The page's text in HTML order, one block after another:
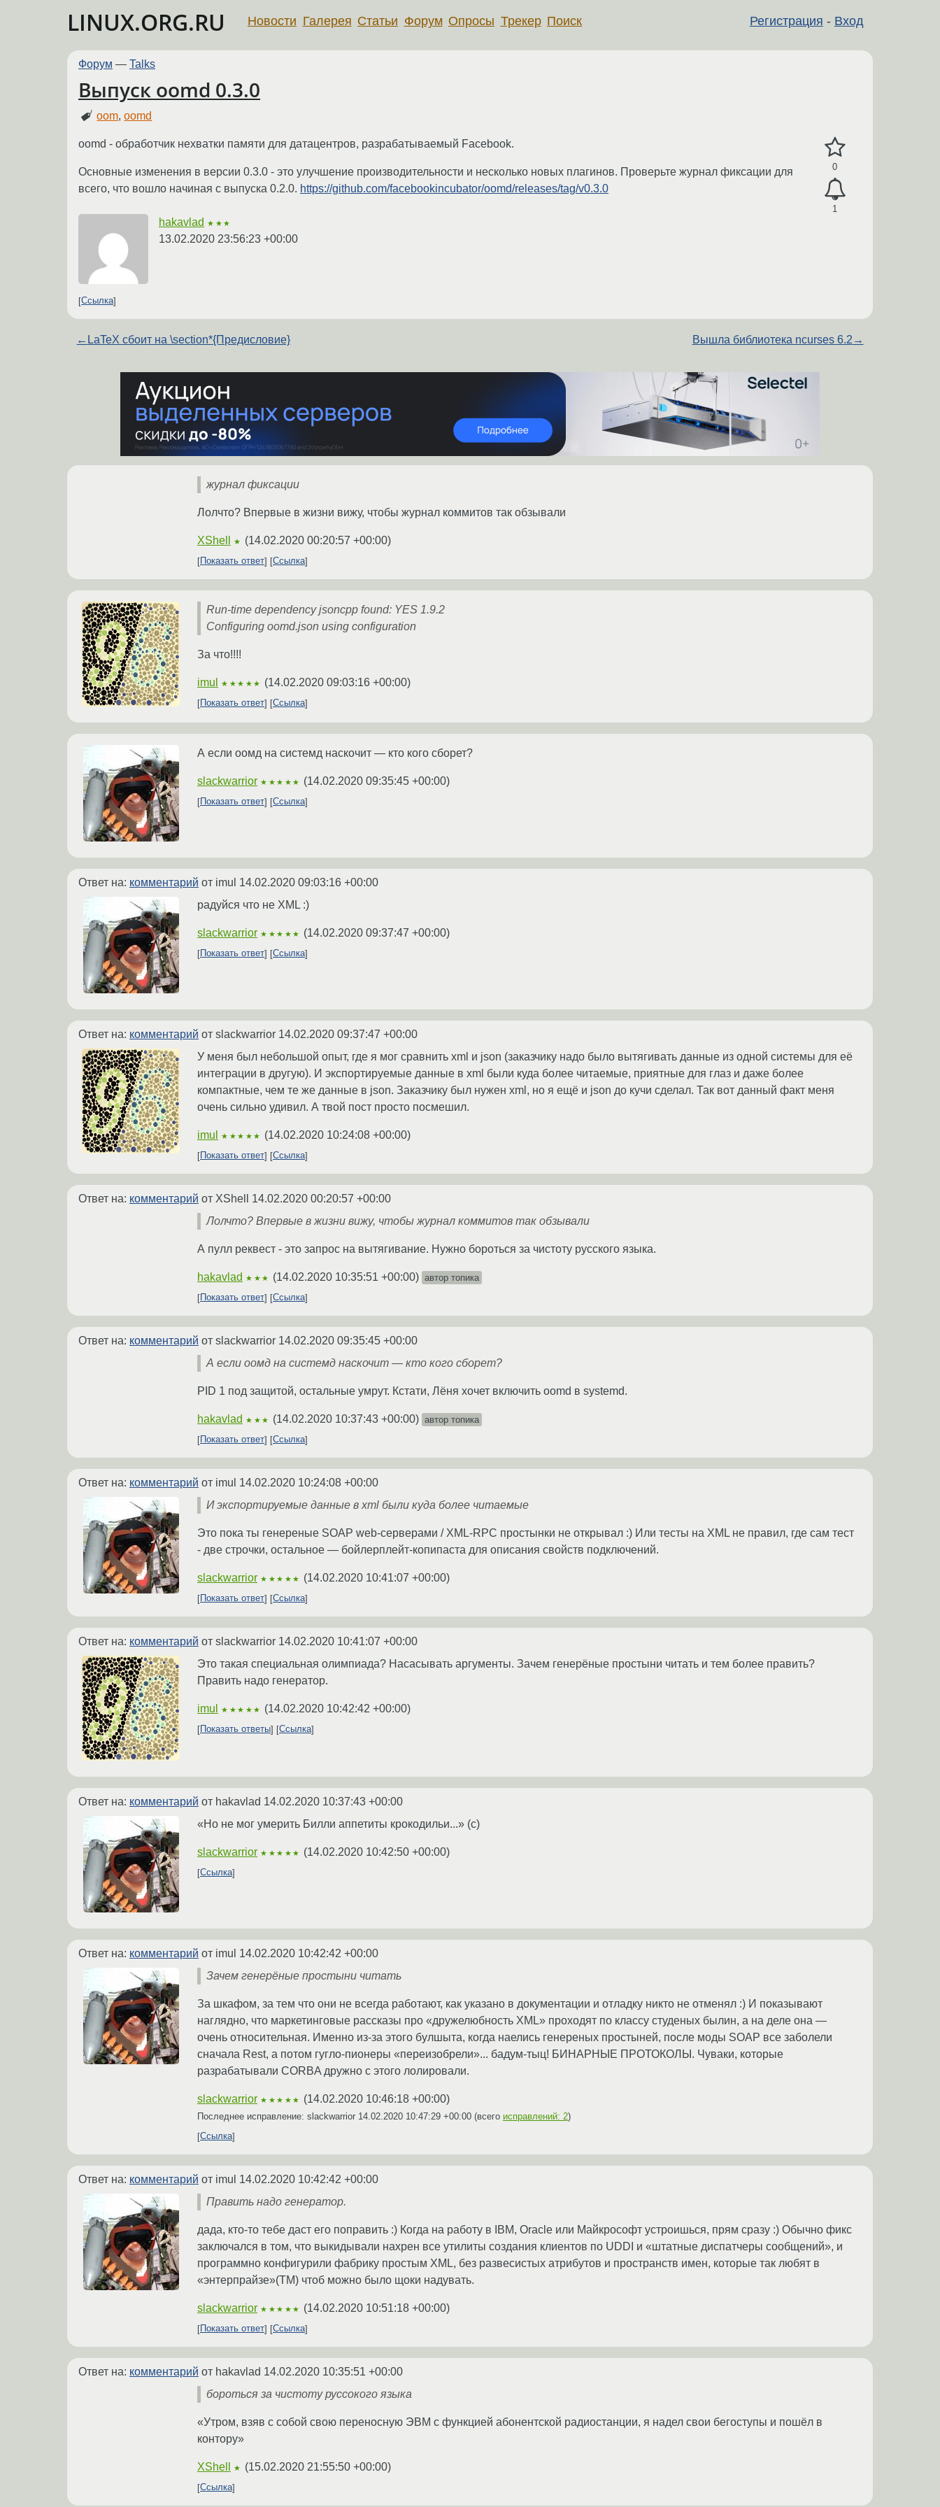
LINUX.ORG.RU Регистрация - Вход
Новости Галерея Статьи Форум Опросы Трекер Поиск
Форум — Talks
Выпуск oomd 0.3.0
oom,oomd
0
1
oomd - обработчик нехватки памяти для датацентров, разрабатываемый Facebook.
Основные изменения в версии 0.3.0 - это улучшение производительности и несколько новых плагинов. Проверьте журнал фиксации для
всего, что вошло начиная с выпуска 0.2.0. https://github.com/facebookincubator/oomd/releases/tag/v0.3.0
hakavlad ★★★
13.02.2020 23:56:23 +00:00
Ссылка
← LaTeX сбоит на \section*{Предисловие} Вышла библиотека ncurses 6.2 →
журнал фиксации
Лолчто? Впервые в жизни вижу, чтобы журнал коммитов так обзывали
XShell ★ (14.02.2020 00:20:57 +00:00)
Показать ответ Ссылка
Run-time dependency jsoncpp found: YES 1.9.2
Configuring oomd.json using configuration
За что!!!!
imul ★★★★★ (14.02.2020 09:03:16 +00:00)
Показать ответ Ссылка
А если оомд на системд наскочит — кто кого сборет?
slackwarrior ★★★★★ (14.02.2020 09:35:45 +00:00)
Показать ответ Ссылка
Ответ на: комментарий от imul 14.02.2020 09:03:16 +00:00
радуйся что не XML :)
slackwarrior ★★★★★ (14.02.2020 09:37:47 +00:00)
Показать ответ Ссылка
Ответ на: комментарий от slackwarrior 14.02.2020 09:37:47 +00:00
У меня был небольшой опыт, где я мог сравнить xml и json (заказчику надо было вытягивать данные из одной системы для её
интеграции в другую). И экспортируемые данные в xml были куда более читаемые, приятные для глаз и даже более
компактные, чем те же данные в json. Заказчику был нужен xml, но я ещё и json до кучи сделал. Так вот данный факт меня
очень сильно удивил. А твой пост просто посмешил.
imul ★★★★★ (14.02.2020 10:24:08 +00:00)
Показать ответ Ссылка
Ответ на: комментарий от XShell 14.02.2020 00:20:57 +00:00
Лолчто? Впервые в жизни вижу, чтобы журнал коммитов так обзывали
А пулл реквест - это запрос на вытягивание. Нужно бороться за чистоту русского языка.
hakavlad ★★★ (14.02.2020 10:35:51 +00:00) автор топика
Показать ответ
Ссылка
Ответ на: комментарий от slackwarrior 14.02.2020 09:35:45 +00:00
А если оомд на системд наскочит — кто кого сборет?
PID 1 под защитой, остальные умрут. Кстати, Лёня хочет включить oomd в systemd.
hakavlad ★★★ (14.02.2020 10:37:43 +00:00) автор топика
Показать ответ
Ссылка
Ответ на: комментарий от imul 14.02.2020 10:24:08 +00:00
И экспортируемые данные в xml были куда более читаемые
Это пока ты генереные SOAP web-серверами / XML-RPC простынки не открывал :) Или тесты на XML не правил, где сам тест
- две строчки, остальное — бойлерплейт-копипаста для описания свойств подключений.
slackwarrior ★★★★★ (14.02.2020 10:41:07 +00:00)
Показать ответ Ссылка
Ответ на: комментарий от slackwarrior 14.02.2020 10:41:07 +00:00
Это такая специальная олимпиада? Насасывать аргументы. Зачем генерёные простыни читать и тем более править?
Править надо генератор.
imul ★★★★★ (14.02.2020 10:42:42 +00:00)
Показать ответы Ссылка
Ответ на: комментарий от hakavlad 14.02.2020 10:37:43 +00:00
«Но не мог умерить Билли аппетиты крокодильи...» (с)
slackwarrior ★★★★★ (14.02.2020 10:42:50 +00:00)
Ссылка
Ответ на: комментарий от imul 14.02.2020 10:42:42 +00:00
Зачем генерёные простыни читать
За шкафом, за тем что они не всегда работают, как указано в документации и отладку никто не отменял :) И показывают
наглядно, что маркетинговые рассказы про «дружелюбность XML» проходят по классу студеных былин, а на деле она —
очень относительная. Именно из-за этого булшыта, когда наелись генереных простыней, после моды SOAP все заболели
сначала Rest, а потом гугло-пионеры «переизобрели»... бадум-тыц! БИНАРНЫЕ ПРОТОКОЛЫ. Чуваки, которые
разрабатывали CORBA дружно с этого лолировали.
slackwarrior ★★★★★ (14.02.2020 10:46:18 +00:00)
Последнее исправление: slackwarrior 14.02.2020 10:47:29 +00:00 (всего исправлений: 2)
Ссылка
Ответ на: комментарий от imul 14.02.2020 10:42:42 +00:00
Править надо генератор.
дада, кто-то тебе даст его поправить :) Когда на работу в IBM, Oracle или Майкрософт устроишься, прям сразу :) Обычно фикс
заключался в том, что выкидывали нахрен все утилиты создания клиентов по UDDI и «штатные диспатчеры сообщений», и
программно конфигурили фабрику простым XML, без развесистых атрибутов и пространств имен, которые так любят в
«энтерпрайзе»(ТМ) чтоб можно было щоки надувать.
slackwarrior ★★★★★ (14.02.2020 10:51:18 +00:00)
Показать ответ Ссылка
Ответ на: комментарий от hakavlad 14.02.2020 10:35:51 +00:00
бороться за чистоту руссокого языка
«Утром, взяв с собой свою переносную ЭВМ с функцией абонентской радиостанции, я надел свои бегоступы и пошёл в
контору»
XShell ★ (15.02.2020 21:55:50 +00:00)
Ссылка